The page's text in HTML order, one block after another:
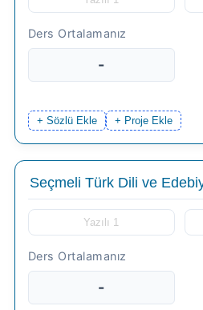
-
+ Sözlü Ekle + Proje Ekle
-